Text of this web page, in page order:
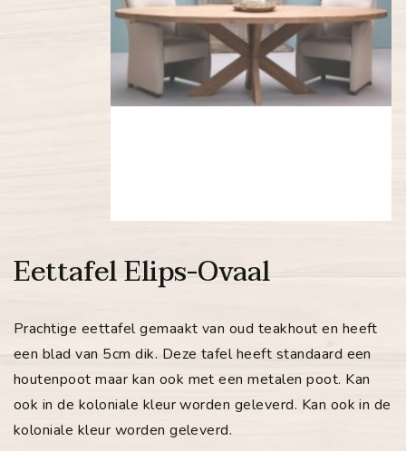
Eettafel Elips-Ovaal
Prachtige eettafel gemaakt van oud teakhout en heeft
een blad van 5cm dik. Deze tafel heeft standaard een
houtenpoot maar kan ook met een metalen poot. Kan
ook in de koloniale kleur worden geleverd. Kan ook in de
koloniale kleur worden geleverd.